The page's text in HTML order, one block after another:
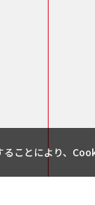
ことにより、